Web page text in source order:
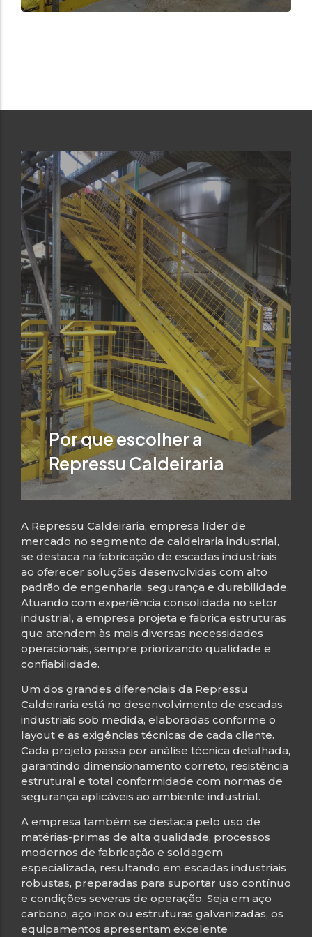
Por que escolher a
Repressu Caldeiraria
A Repressu Caldeiraria, empresa líder de
mercado no segmento de caldeiraria industrial,
se destaca na fabricação de escadas industriais
ao oferecer soluções desenvolvidas com alto
padrão de engenharia, segurança e durabilidade.
Atuando com experiência consolidada no setor
industrial, a empresa projeta e fabrica estruturas
que atendem às mais diversas necessidades
operacionais, sempre priorizando qualidade e
confiabilidade.
Um dos grandes diferenciais da Repressu
Caldeiraria está no desenvolvimento de escadas
industriais sob medida, elaboradas conforme o
layout e as exigências técnicas de cada cliente.
Cada projeto passa por análise técnica detalhada,
garantindo dimensionamento correto, resistência
estrutural e total conformidade com normas de
segurança aplicáveis ao ambiente industrial.
A empresa também se destaca pelo uso de
matérias-primas de alta qualidade, processos
modernos de fabricação e soldagem
especializada, resultando em escadas industriais
robustas, preparadas para suportar uso contínuo
e condições severas de operação. Seja em aço
carbono, aço inox ou estruturas galvanizadas, os
equipamentos apresentam excelente